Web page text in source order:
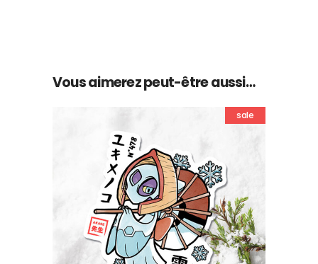
Vous aimerez peut-être aussi…
sale
AJOUTER AU PANIER